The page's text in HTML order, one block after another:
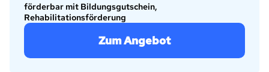
förderbar mit Bildungsgutschein,
Rehabilitationsförderung
Zum Angebot